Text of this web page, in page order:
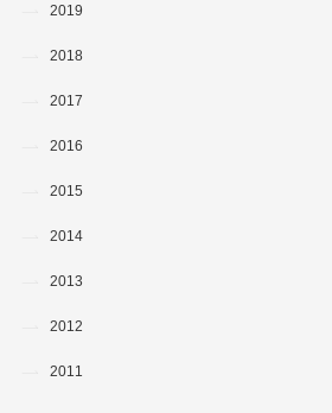
2019
2018
2017
2016
2015
2014
2013
2012
2011